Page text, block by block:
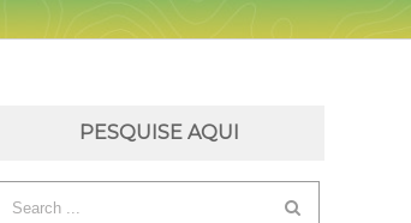
PESQUISE AQUI